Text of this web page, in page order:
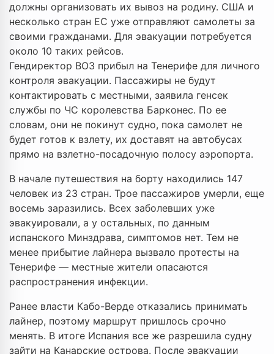
должны организовать их вывоз на родину. США и
несколько стран ЕС уже отправляют самолеты за
своими гражданами. Для эвакуации потребуется
около 10 таких рейсов.
Гендиректор ВОЗ прибыл на Тенерифе для личного
контроля эвакуации. Пассажиры не будут
контактировать с местными, заявила генсек
службы по ЧС королевства Барконес. По ее
словам, они не покинут судно, пока самолет не
будет готов к взлету, их доставят на автобусах
прямо на взлетно-посадочную полосу аэропорта.
В начале путешествия на борту находились 147
человек из 23 стран. Трое пассажиров умерли, еще
восемь заразились. Всех заболевших уже
эвакуировали, а у остальных, по данным
испанского Минздрава, симптомов нет. Тем не
менее прибытие лайнера вызвало протесты на
Тенерифе — местные жители опасаются
распространения инфекции.
Ранее власти Кабо-Верде отказались принимать
лайнер, поэтому маршрут пришлось срочно
менять. В итоге Испания все же разрешила судну
зайти на Канарские острова. После эвакуации